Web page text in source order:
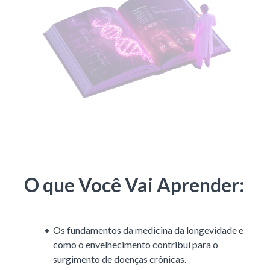
O que Você Vai Aprender:
Os fundamentos da medicina da longevidade e
como o envelhecimento contribui para o
surgimento de doenças crônicas.